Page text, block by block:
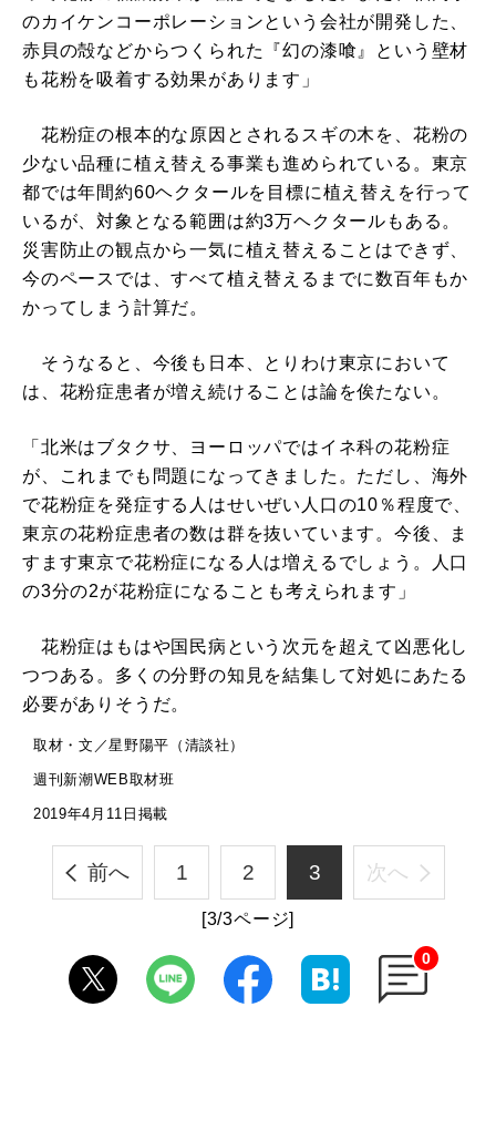
のカイケンコーポレーションという会社が開発した、
赤貝の殻などからつくられた『幻の漆喰』という壁材
も花粉を吸着する効果があります」
花粉症の根本的な原因とされるスギの木を、花粉の
少ない品種に植え替える事業も進められている。東京
都では年間約60ヘクタールを目標に植え替えを行って
いるが、対象となる範囲は約3万ヘクタールもある。
災害防止の観点から一気に植え替えることはできず、
今のペースでは、すべて植え替えるまでに数百年もか
かってしまう計算だ。
そうなると、今後も日本、とりわけ東京において
は、花粉症患者が増え続けることは論を俟たない。
「北米はブタクサ、ヨーロッパではイネ科の花粉症
が、これまでも問題になってきました。ただし、海外
で花粉症を発症する人はせいぜい人口の10％程度で、
東京の花粉症患者の数は群を抜いています。今後、ま
すます東京で花粉症になる人は増えるでしょう。人口
の3分の2が花粉症になることも考えられます」
花粉症はもはや国民病という次元を超えて凶悪化し
つつある。多くの分野の知見を結集して対処にあたる
必要がありそうだ。
取材・文／星野陽平（清談社）
週刊新潮WEB取材班
2019年4月11日掲載
前へ 1 2 3 次へ
[3/3ページ]
0